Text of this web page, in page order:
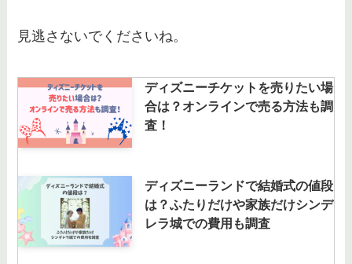
見逃さないでくださいね。
ディズニーチケットを売りたい場
合は？オンラインで売る方法も調
査！
ディズニーランドで結婚式の値段
は？ふたりだけや家族だけシンデ
レラ城での費用も調査